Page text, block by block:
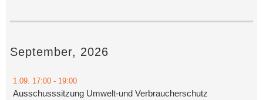
September, 2026
1.09. 17:00 - 19:00
Ausschusssitzung Umwelt-und Verbraucherschutz